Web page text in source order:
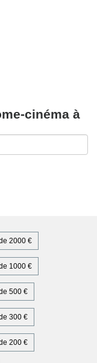
cinéma à
2000 €
1000 €
500 €
300 €
200 €